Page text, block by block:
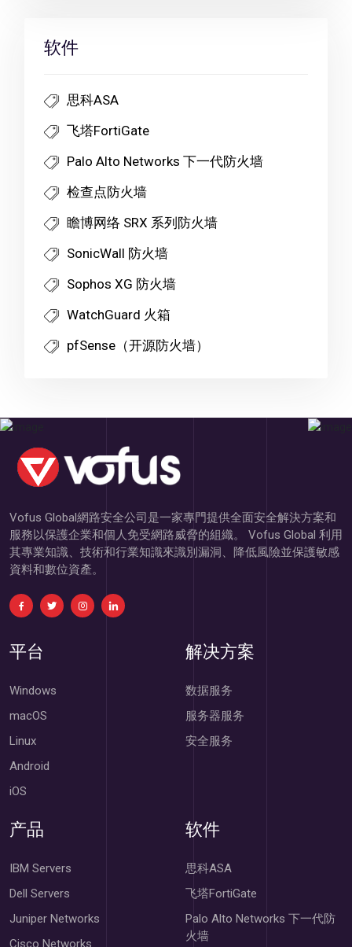
软件
思科ASA
飞塔FortiGate
Palo Alto Networks 下一代防火墙
检查点防火墙
瞻博网络 SRX 系列防火墙
SonicWall 防火墙
Sophos XG 防火墙
WatchGuard 火箱
pfSense（开源防火墙）
Vofus Global網路安全公司是一家專門提供全面安全解決方案和
服務以保護企業和個人免受網路威脅的組織。 Vofus Global 利用
其專業知識、技術和行業知識來識別漏洞、降低風險並保護敏感
資料和數位資產。
平台
Windows
macOS
Linux
Android
iOS
解决方案
数据服务
服务器服务
安全服务
产品
IBM Servers
Dell Servers
Juniper Networks
Cisco Networks
软件
思科ASA
飞塔FortiGate
Palo Alto Networks 下一代防
火墙